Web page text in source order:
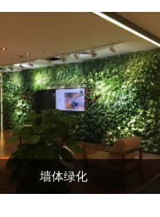
墙体绿化